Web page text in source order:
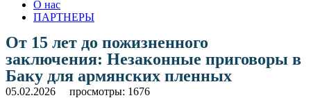
О нас
ПАРТНЕРЫ
От 15 лет до пожизненного
заключения: Незаконные приговоры в
Баку для армянских пленных
05.02.2026 просмотры: 1676